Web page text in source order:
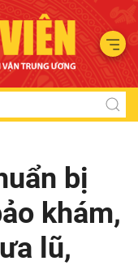
bị
khám,
lũ,